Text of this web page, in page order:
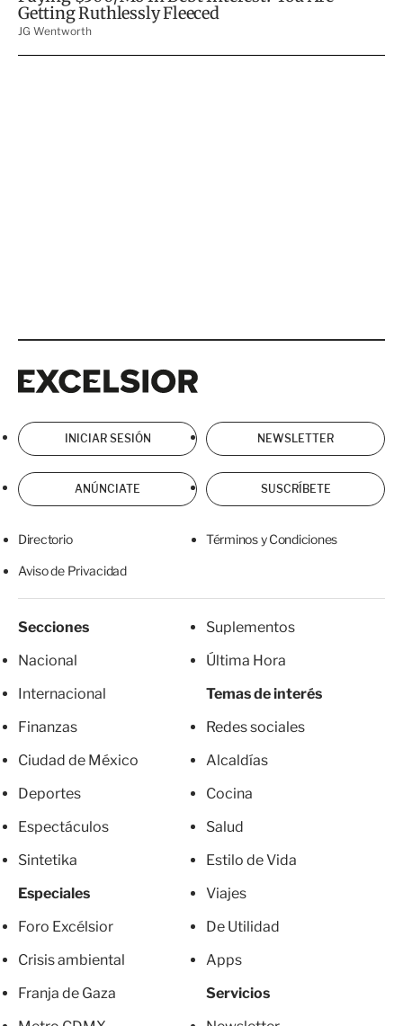
INICIAR SESIÓN NEWSLETTER
ANÚNCIATE SUSCRÍBETE
Directorio Términos y Condiciones
Aviso de Privacidad
Secciones
Nacional
Internacional
Finanzas
Ciudad de México
Deportes
Espectáculos
Sintetika
Especiales
Foro Excélsior
Crisis ambiental
Franja de Gaza
Suplementos
Última Hora
Temas de interés
Redes sociales
Alcaldías
Cocina
Salud
Estilo de Vida
Viajes
De Utilidad
Apps
Servicios